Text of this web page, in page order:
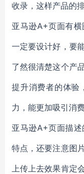
收录，这样产品的
亚马逊A+页面有
一定要设计好，要
了然很清楚这个产
提升消费者的体验
力，能更加吸引消费
亚马逊A+页面描
特点，还要注意图
上传上去效果肯定